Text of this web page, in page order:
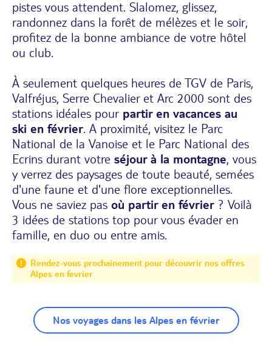
pistes vous attendent. Slalomez, glissez,
randonnez dans la forêt de mélèzes et le soir,
profitez de la bonne ambiance de votre hôtel
ou club.
À seulement quelques heures de TGV de Paris,
Valfréjus, Serre Chevalier et Arc 2000 sont des
stations idéales pour partir en vacances au
ski en février. A proximité, visitez le Parc
National de la Vanoise et le Parc National des
Ecrins durant votre séjour à la montagne, vous
y verrez des paysages de toute beauté, semées
d'une faune et d'une flore exceptionnelles.
Vous ne saviez pas où partir en février ? Voilà
3 idées de stations top pour vous évader en
famille, en duo ou entre amis.
Rendez-vous prochainement pour découvrir nos offres
Alpes en fevrier
Nos voyages dans les Alpes en février